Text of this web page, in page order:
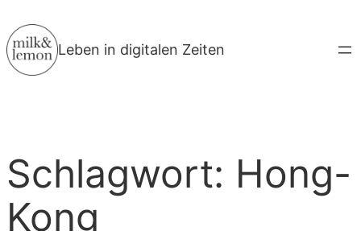
Inhalt
springen
Leben in digitalen Zeiten
Schlagwort: Hong-
Kong